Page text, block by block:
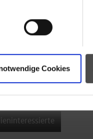
Cookies
Studierende
Zum Event